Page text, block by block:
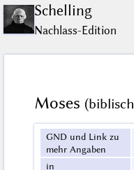
Schelling
Nachlass-Edition
Moses
GND und Link zu
mehr Angaben
in